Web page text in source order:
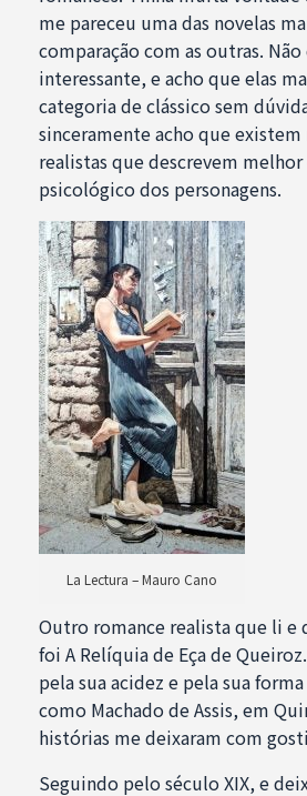
me pareceu uma das novelas
comparação com as outras.
interessante, e acho que elas
categoria de clássico sem
sinceramente acho que existem
realistas que descrevem
psicológico dos personagens.
La Lectura – Mauro Cano
Outro romance realista que li e
foi A Relíquia de Eça de
pela sua acidez e pela sua
como Machado de Assis, em
histórias me deixaram com
Seguindo pelo século XIX, e